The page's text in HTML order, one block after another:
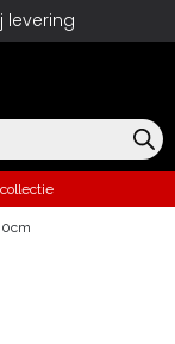
levering